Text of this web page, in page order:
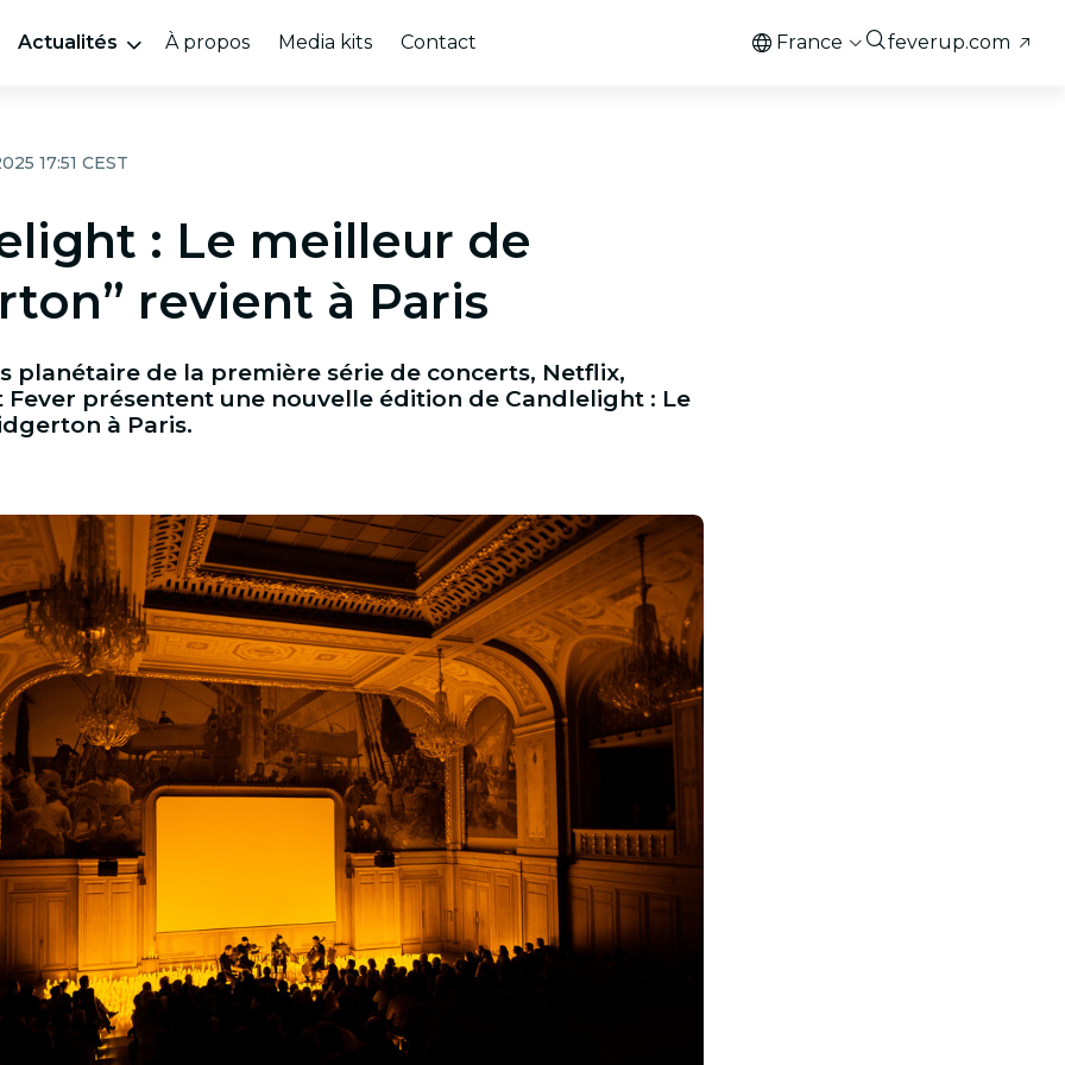
Actualités À propos Media kits Contact France feverup.com
17:51 CEST
: Le meilleur de
revient à Paris
planétaire de la première série de concerts, Netflix,
Fever présentent une nouvelle édition de Candlelight : Le
à Paris.